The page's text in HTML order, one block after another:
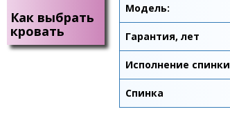
Как выбрать
кровать
Модель:
Гарантия, лет
Исполнение спинки
Спинка